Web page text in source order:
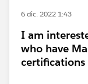
6 dic. 2022 1:43
I am
who have